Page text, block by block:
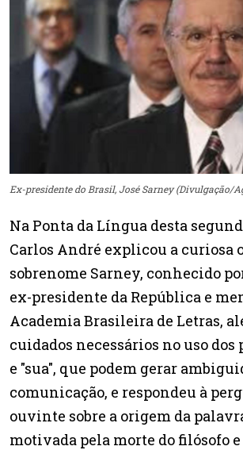
Ex-presidente do Brasil, José Sarney (Divulgação/
Na Ponta da Língua desta
Carlos André explicou a curiosa
sobrenome Sarney, conhecido
ex-presidente da República e
Academia Brasileira de Letras,
cuidados necessários no uso dos
e "sua", que podem gerar
comunicação, e respondeu à
ouvinte sobre a origem da
motivada pela morte do filósofo